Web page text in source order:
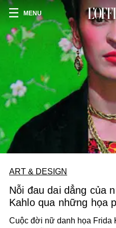
MENU
ART & DESIGN
Nỗi đau dai dẳng của
Kahlo qua những họa
Cuộc đời nữ danh họa Frida